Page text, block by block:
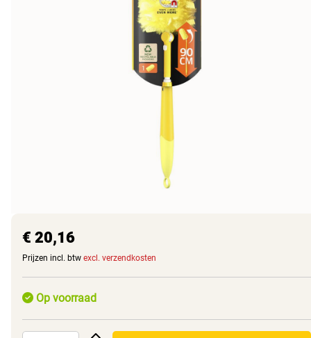
€ 20,16
Prijzen incl. btw excl. verzendkosten
Op voorraad